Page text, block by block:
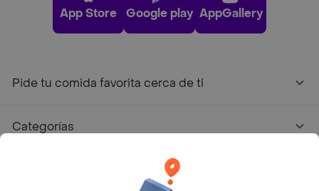
App Store Google play AppGallery
Pide tu comida favorita cerca de ti
Categorías